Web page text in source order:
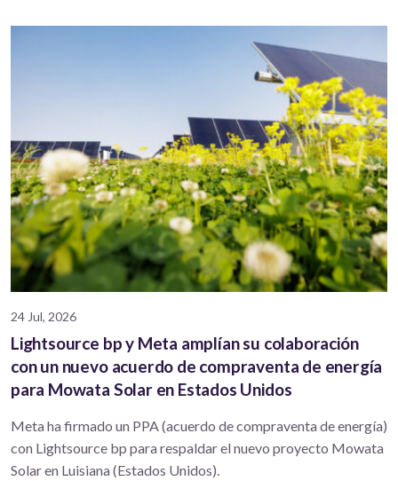
24 Jul, 2026
Lightsource bp y Meta amplían su colaboración
con un nuevo acuerdo de compraventa de energía
para Mowata Solar en Estados Unidos
Meta ha firmado un PPA (acuerdo de compraventa de energía)
con Lightsource bp para respaldar el nuevo proyecto Mowata
Solar en Luisiana (Estados Unidos).